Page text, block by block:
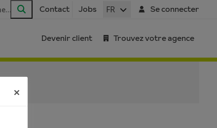
Rechercher
Contact Jobs FR Se connecter
Devenir client Trouvez votre agence